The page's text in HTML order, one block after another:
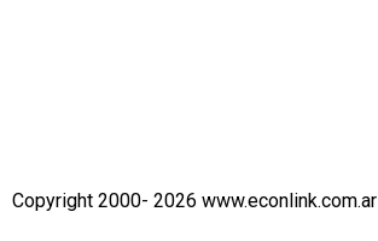
Copyright 2000- 2026 www.econlink.com.ar